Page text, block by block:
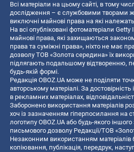
Всі матеріали на цьому сайті, в тому
дослідження – є службовими творами
виключні майнові права на які
На всі опубліковані фотоматеріали
майнові права, які захищаються
права та суміжні права», ніхто не має
дозволу ТОВ «Золота середина» їх
підлягають подальшому відтворенню,
будь-якій формі.
Редакція OBOZ.UA може не поділяти
авторському матеріалі. За достовірність
в рекламних матеріалах,
Заборонено використання матеріалів
хоч із зазначенням гіперпосилання на
логотипу OBOZ.UA або будь-якого
письмового дозволу Редакції/ТОВ
Незаконним використанням матеріалів
копiювання, публiкацiя, передрук,